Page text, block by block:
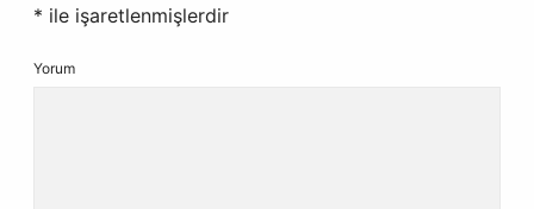
* ile işaretlenmişlerdir
Yorum